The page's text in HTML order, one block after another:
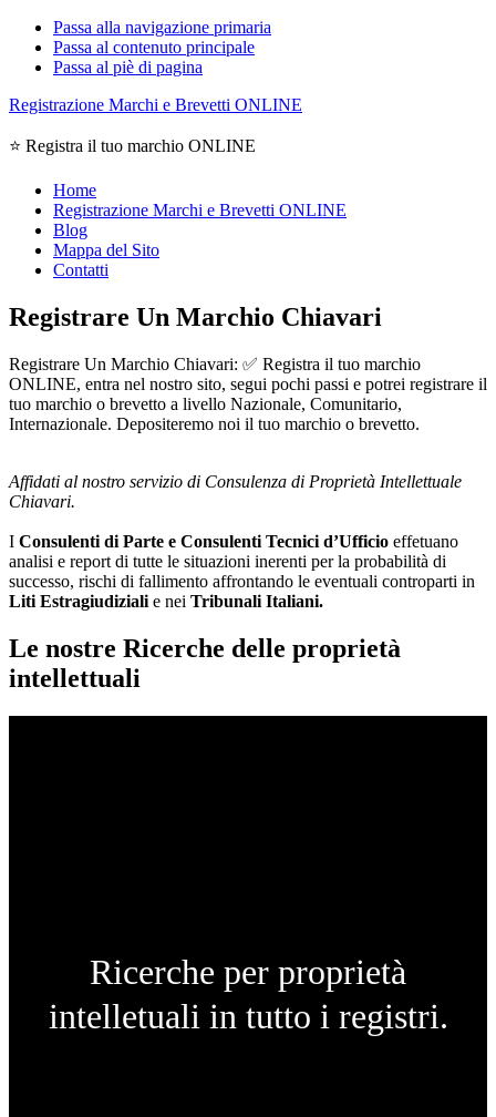
Passa alla navigazione primaria
Passa al contenuto principale
Passa al piè di pagina
Registrazione Marchi e Brevetti ONLINE
⭐ Registra il tuo marchio ONLINE
Home
Registrazione Marchi e Brevetti ONLINE
Blog
Mappa del Sito
Contatti
Registrare Un Marchio Chiavari
Registrare Un Marchio Chiavari: ✅ Registra il tuo marchio
ONLINE, entra nel nostro sito, segui pochi passi e potrei registrare il
tuo marchio o brevetto a livello Nazionale, Comunitario,
Internazionale. Depositeremo noi il tuo marchio o brevetto.
Affidati al nostro servizio di Consulenza di Proprietà Intellettuale
Chiavari.
I Consulenti di Parte e Consulenti Tecnici d’Ufficio effetuano
analisi e report di tutte le situazioni inerenti per la probabilità di
successo, rischi di fallimento affrontando le eventuali controparti in
Liti Estragiudiziali e nei Tribunali Italiani.
Le nostre Ricerche delle proprietà
intellettuali
Ricerche per proprietà
intelletuali in tutto i registri.